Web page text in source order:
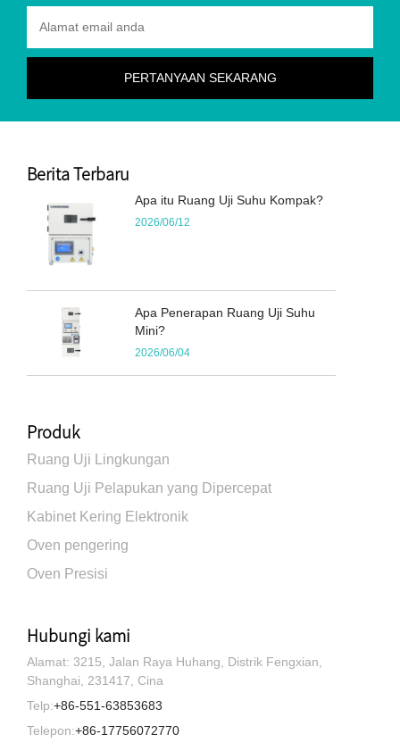
Berita Terbaru
Apa itu Ruang Uji Suhu Kompak?
2026/06/12
Apa Penerapan Ruang Uji Suhu
Mini?
2026/06/04
Produk
Ruang Uji Lingkungan
Ruang Uji Pelapukan yang Dipercepat
Kabinet Kering Elektronik
Oven pengering
Oven Presisi
Hubungi kami
Alamat: 3215, Jalan Raya Huhang, Distrik Fengxian,
Shanghai, 231417, Cina
Telp:+86-551-63853683
Telepon:+86-17756072770